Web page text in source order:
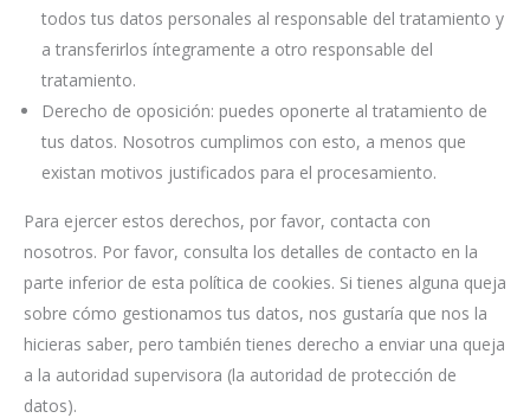
todos tus datos personales al responsable del tratamiento y
a transferirlos íntegramente a otro responsable del
tratamiento.
Derecho de oposición: puedes oponerte al tratamiento de
tus datos. Nosotros cumplimos con esto, a menos que
existan motivos justificados para el procesamiento.
Para ejercer estos derechos, por favor, contacta con
nosotros. Por favor, consulta los detalles de contacto en la
parte inferior de esta política de cookies. Si tienes alguna queja
sobre cómo gestionamos tus datos, nos gustaría que nos la
hicieras saber, pero también tienes derecho a enviar una queja
a la autoridad supervisora (la autoridad de protección de
datos).